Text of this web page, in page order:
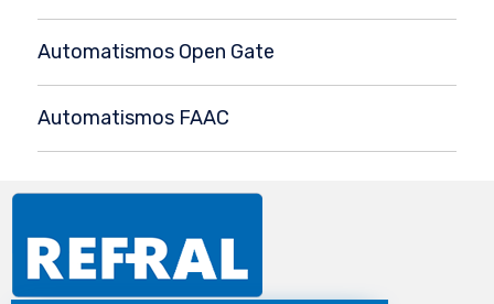
Automatismos Open Gate
Automatismos FAAC